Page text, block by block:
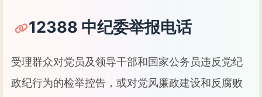
12388 中纪委举报电话
受理群众对党员及领导干部和国家公务员违反党纪
政纪行为的检举控告，或对党风廉政建设和反腐败